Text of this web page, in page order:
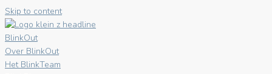
Skip to content
BlinkOut
Over BlinkOut
Het BlinkTeam